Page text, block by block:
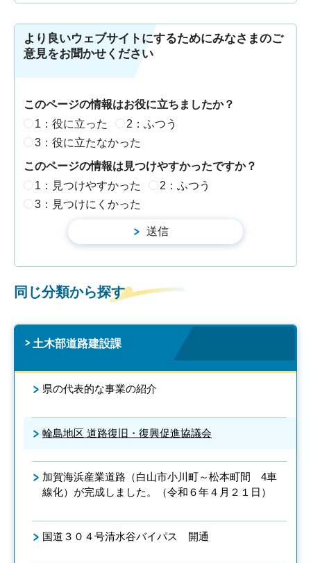
より良いウェブサイトにするためにみなさまのご
意見をお聞かせください
このページの情報はお役に立ちましたか？
1：役に立った
2：ふつう
3：役に立たなかった
このページの情報は見つけやすかったですか？
1：見つけやすかった
2：ふつう
3：見つけにくかった
同じ分類から探す
土木部道路建設課
県の代表的な事業の紹介
輪島地区 道路復旧・復興促進協議会
加賀海浜産業道路（白山市小川町～松本町間 4車
線化）が完成しました。（令和６年４月２１日）
国道３０４号清水谷バイパス 開通